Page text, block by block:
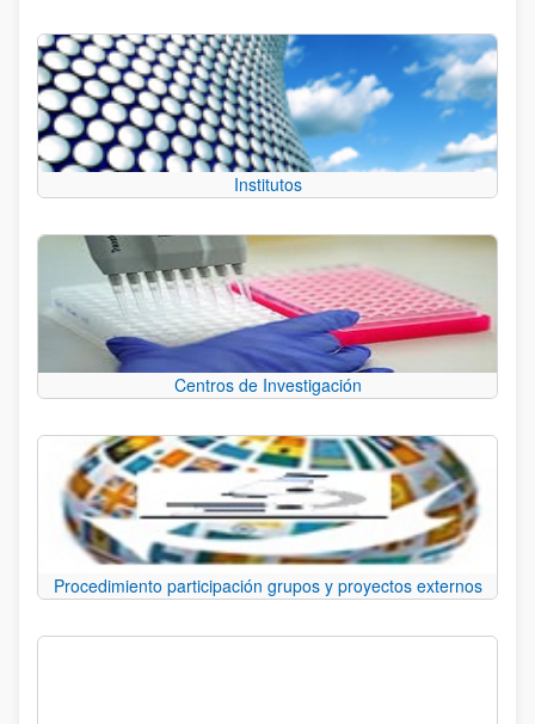
Institutos
Centros de Investigación
Procedimiento participación grupos y proyectos externos